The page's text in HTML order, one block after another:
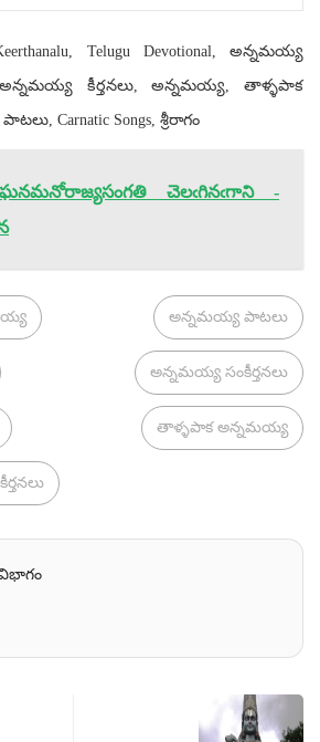
Telugu Devotional, అన్నమయ్య
అన్నమయ్య కీర్తనలు, అన్నమయ్య, తాళ్ళపాక
Carnatic Songs, శ్రీరాగం
ఘనమనోరాజ్యసంగతి చెలఁగినఁగాని -
అన్నమయ్య పాటలు
అన్నమయ్య సంకీర్తనలు
తాళ్ళపాక అన్నమయ్య